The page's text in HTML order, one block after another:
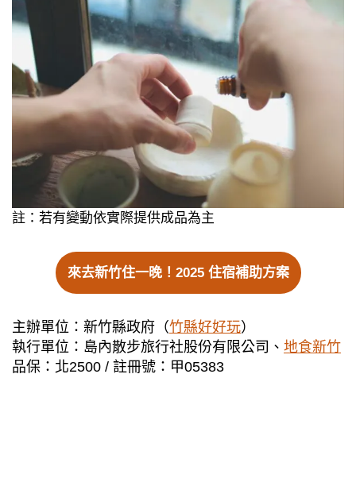
註：若有變動依實際提供成品為主
來去新竹住一晚！2025 住宿補助方案
主辦單位：新竹縣政府（竹縣好好玩）
執行單位：島內散步旅行社股份有限公司、 地食新竹
品保：北2500 / 註冊號：甲05383